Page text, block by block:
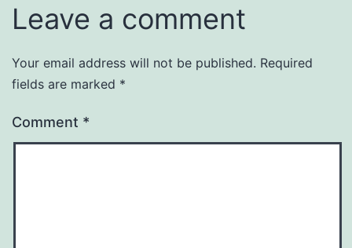
Leave a comment
Your email address will not be published. Required
fields are marked *
Comment *